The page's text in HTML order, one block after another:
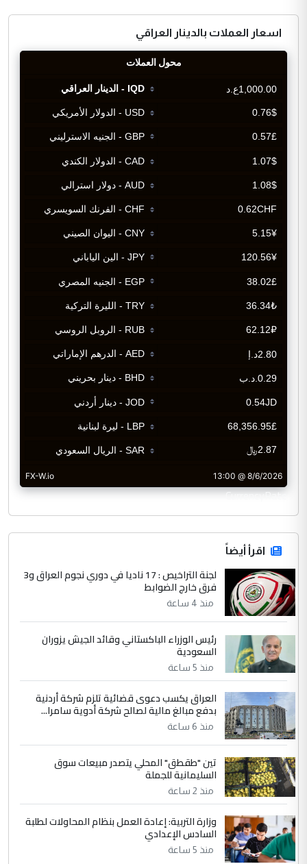
اسعار العملات بالدينار العراقي
CurrencyRate
اقرأ أيضاً
لجنة التراخيص : 17 ناديا في دوري نجوم العراق و3
فرق خارج الضوابط
منذ 4 ساعة
رئيس الوزراء الباكستاني وقائد الجيش يزوران
السعودية
منذ 5 ساعة
العراق يكسب دعوى قضائية تلزم شركة أردنية
بدفع مبالغ مالية لصالح شركة أدوية سامرا...
منذ 6 ساعة
تين "طقطق" المحلي يتصدر مبيعات سوق
السليمانية للجملة
منذ 2 ساعة
وزارة التربية: إعادة العمل بنظام المحاولات لطلبة
السادس الإعدادي
منذ 5 ساعة